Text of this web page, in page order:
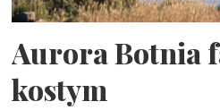
Aurora Botnia
kostym